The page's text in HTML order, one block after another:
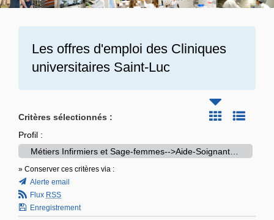
Les offres d'emploi des Cliniques
universitaires Saint-Luc
Critères sélectionnés :
Profil :
Métiers Infirmiers et Sage-femmes-->Aide-Soignant(e)
» Conserver ces critères via :
Alerte email
Flux RSS
Enregistrement